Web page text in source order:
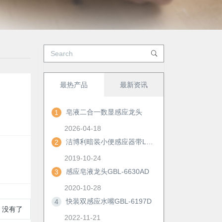
没有了
最热产品 最新资讯
1 皂液二合一数显感应龙头
2026-04-18
2
2019-10-24
3
感应皂液龙头GBL-6630AD
2020-10-28
4
快装双感应水嘴GBL-6197D
2022-11-21